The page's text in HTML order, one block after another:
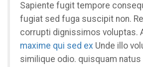
Sapiente fugit tempore
fugiat sed fuga suscipit non.
corrupti dignissimos voluptas.
maxime qui sed ex Unde illo
similique odio. quisquam natus